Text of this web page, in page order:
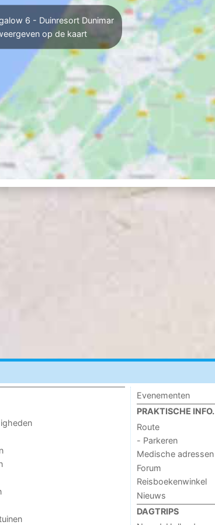
6 - Duinresort Dunimar
op de kaart
Evenementen
PRAKTISCHE INFO.
Route
- Parkeren
Medische adressen
Forum
Reisboekenwinkel
Nieuws
DAGTRIPS